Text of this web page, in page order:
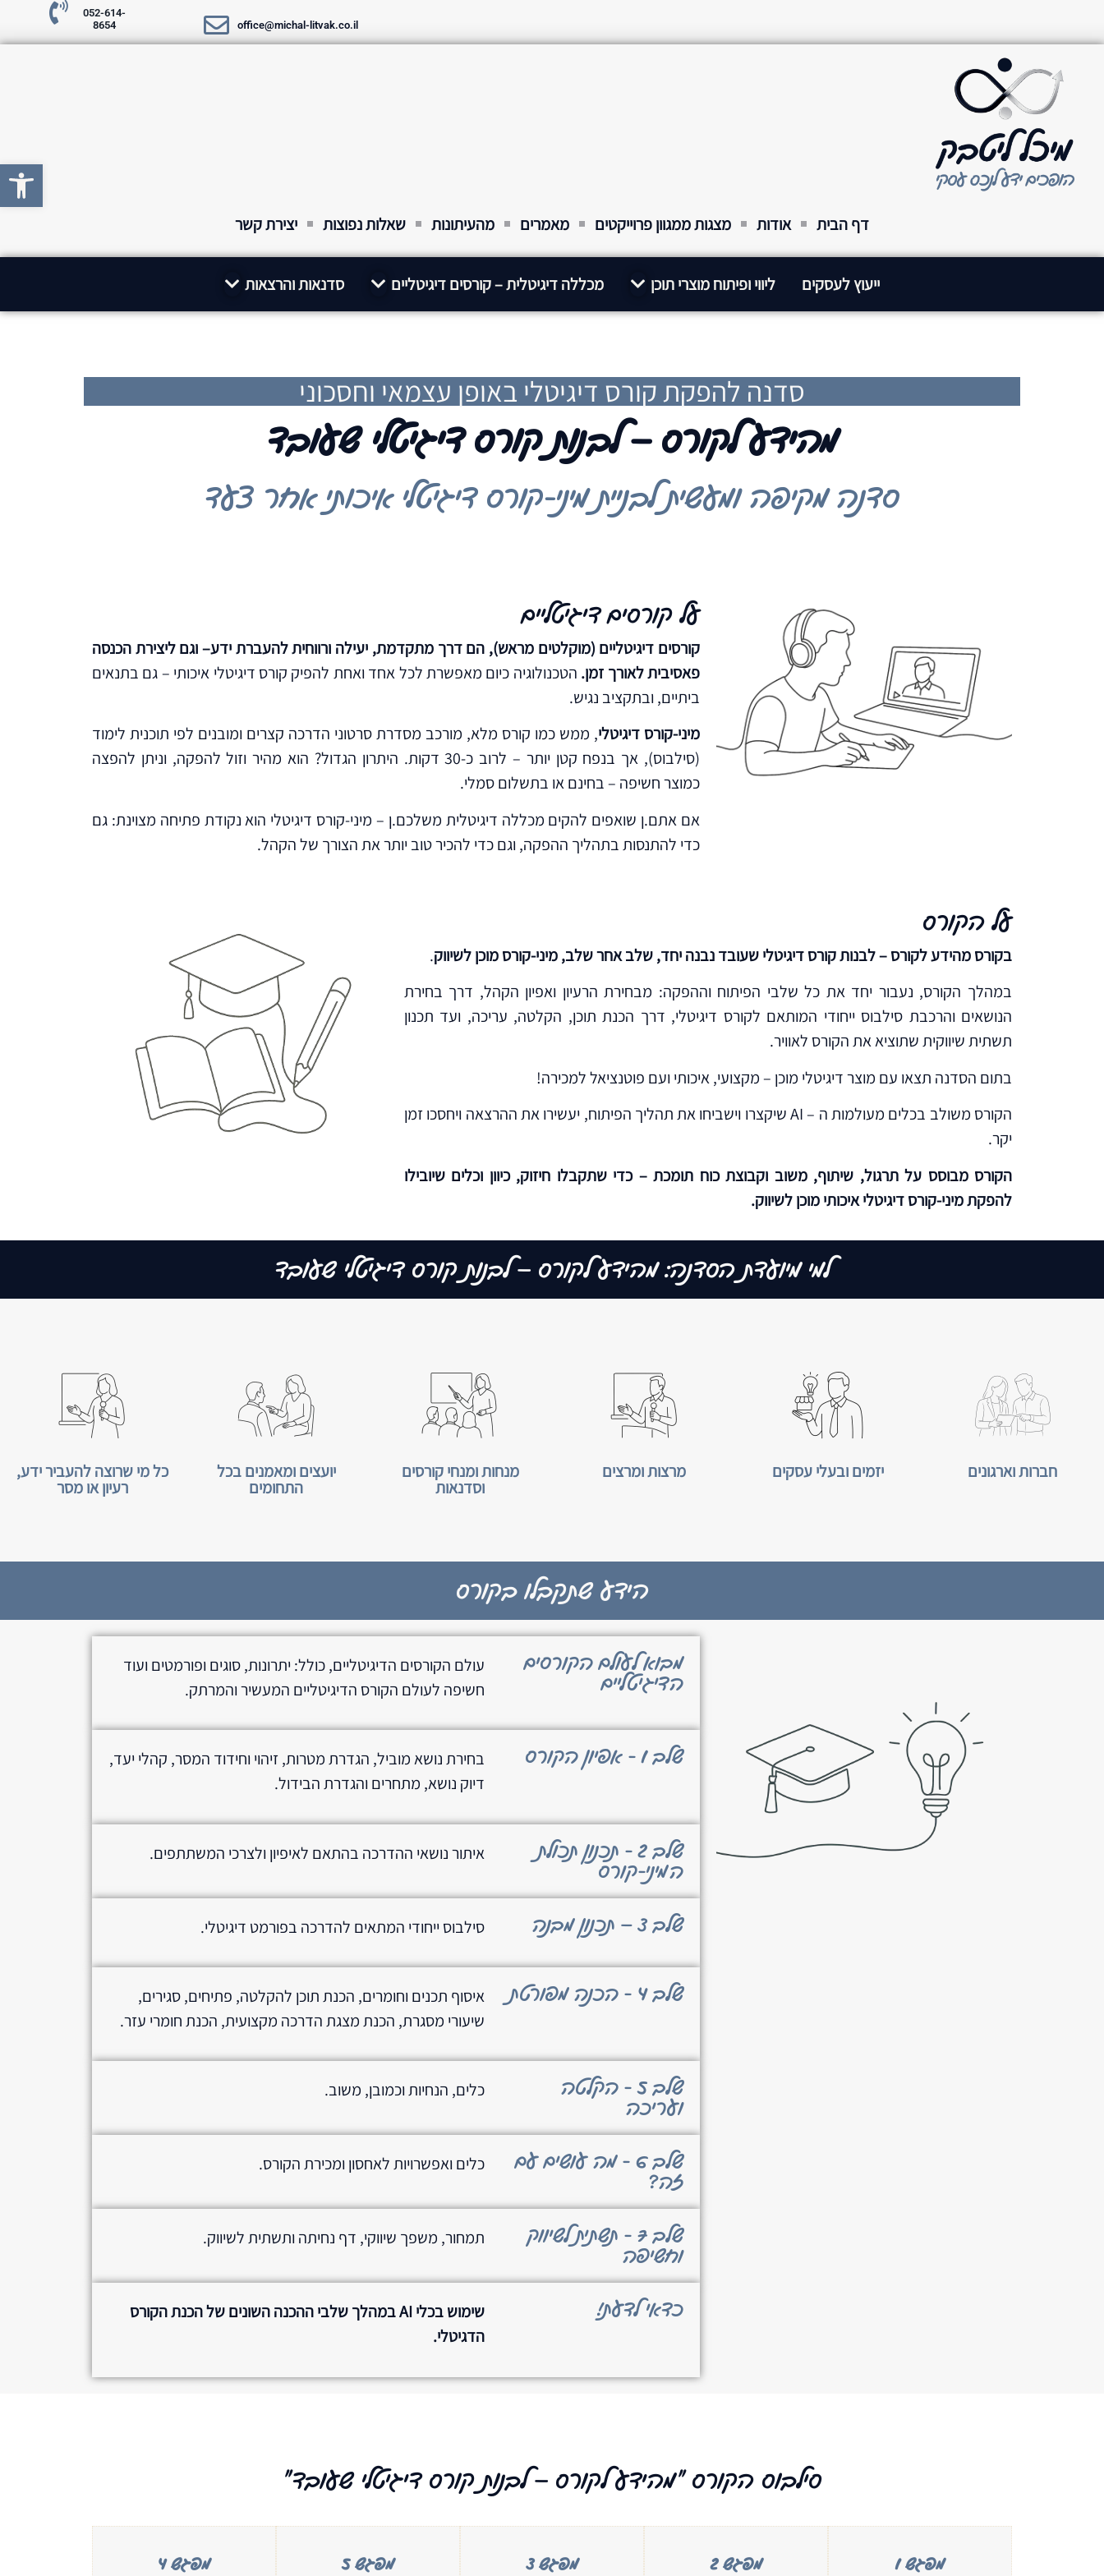
פתח
office@michal-litvak.co.il
052-614-
8654
דף הבית אודות מצגות ממגוון פרוייקטים מאמרים מהעיתונות שאלות נפוצות יצירת קשר
ייעוץ לעסקים ליווי ופיתוח מוצרי תוכן מכללה דיגיטלית – קורסים דיגיטליים סדנאות והרצאות​
סדנה להפקת קורס דיגיטלי באופן עצמאי וחסכוני
מהידע לקורס – לבנות קורס דיגיטלי שעובד
סדנה מקיפה ומעשית לבניית מיני-קורס דיגיטלי איכותי אחר צעד
על קורסים דיגיטליים
קורסים דיגיטליים (מוקלטים מראש), הם דרך מתקדמת, יעילה ורווחית להעברת ידע– וגם ליצירת הכנסה
פאסיבית לאורך זמן. הטכנולוגיה כיום מאפשרת לכל אחד ואחת להפיק קורס דיגיטלי איכותי – גם בתנאים
ביתיים, ובתקציב נגיש.
מיני-קורס דיגיטלי, ממש כמו קורס מלא, מורכב מסדרת סרטוני הדרכה קצרים ומובנים לפי תוכנית לימוד
(סילבוס), אך בנפח קטן יותר – לרוב כ-30 דקות. היתרון הגדול? הוא מהיר וזול להפקה, וניתן להפצה
כמוצר חשיפה – בחינם או בתשלום סמלי.
אם אתם.ן שואפים להקים מכללה דיגיטלית משלכם.ן – מיני-קורס דיגיטלי הוא נקודת פתיחה מצוינת: גם
כדי להתנסות בתהליך ההפקה, וגם כדי להכיר טוב יותר את הצורך של הקהל.
על הקורס
בקורסמהידע לקורס – לבנות קורס דיגיטלי שעובדנבנה יחד, שלב אחר שלב, מיני-קורס מוכן לשיווק.
במהלך הקורס, נעבור יחד את כל שלבי הפיתוח וההפקה: מבחירת הרעיון ואפיון הקהל, דרך בחירת
הנושאים והרכבת סילבוס ייחודי המותאם לקורס דיגיטלי, דרך הכנת תוכן, הקלטה, עריכה, ועד תכנון
תשתית שיווקית שתוציא את הקורס לאוויר.
בתום הסדנה תצאו עם מוצר דיגיטלי מוכן – מקצועי, איכותי ועם פוטנציאל למכירה!
הקורס משולב בכלים מעולמות ה – AI שיקצרו וישביחו את תהליך הפיתוח, יעשירו את ההרצאה ויחסכו זמן
יקר.
הקורס מבוסס על תרגול, שיתוף, משוב וקבוצת כוח תומכת – כדי שתקבלו חיזוק, כיוון וכלים שיובילו
להפקת מיני-קורס דיגיטלי איכותי מוכן לשיווק.
למי מיועדת הסדנה: מהידע לקורס – לבנות קורס דיגיטלי שעובד
חברות וארגונים יזמים ובעלי עסקים מרצות ומרצים מנחות ומנחי קורסים
וסדנאות
יועצים ומאמנים בכל
התחומים
כל מי שרוצה להעביר ידע,
רעיון או מסר
הידע שתקבלו בקורס
מבוא לעולם הקורסים
הדיגיטליים
עולם הקורסים הדיגיטליים, כולל: יתרונות, סוגים ופורמטים ועוד
חשיפה לעולם הקורס הדיגיטליים המעשיר והמרתק.
שלב 1 - אפיון הקורס
בחירת נושא מוביל, הגדרת מטרות, זיהוי וחידוד המסר, קהלי יעד,
דיוק נושא, מתחרים והגדרת הבידול.
שלב 2 - תכנון תכולת
המיני-קורס
איתור נושאי ההדרכה בהתאם לאיפיון ולצרכי המשתתפים.
שלב 3 – תכנון מבנה סילבוס ייחודי המתאים להדרכה בפורמט דיגיטלי.
שלב 4 - הכנה מפורטת
איסוף תכנים וחומרים, הכנת תוכן להקלטה, פתיחים, סגירים,
שיעורי מסגרת, הכנת מצגת הדרכה מקצועית, הכנת חומרי עזר.
שלב 5 - הקלטה
ועריכה
כלים, הנחיות וכמובן, משוב.
שלב 6 - מה עושים עם
זה?
כלים ואפשרויות לאחסון ומכירת הקורס.
שלב 7 - תשתית לשיווק
וחשיפה
תמחור, משפך שיווקי, דף נחיתה ותשתית לשיווק.
כדאי לדעת!
שימוש בכלי AI במהלך שלבי ההכנה השונים של הכנת הקורס
הדגיטלי.
סילבוס הקורס "מהידע לקורס – לבנות קורס דיגיטלי שעובד"
מפגש 1 מפגש 2 מפגש 3 מפגש 5 מפגש 4